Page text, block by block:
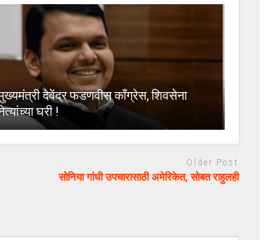
देवेंद्र फडणवीस काँग्रेस, शिवसेना
घरी !
Older Post
सोनिया गांधी उपचारासाठी अमेरिकेत, सोबत राहुलही